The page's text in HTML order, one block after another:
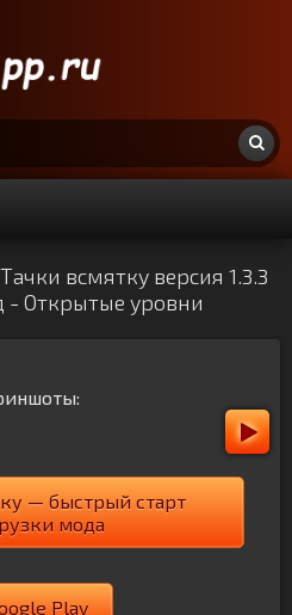
всмятку версия 1.3.3
- Открытые уровни
— быстрый старт
мода
Play